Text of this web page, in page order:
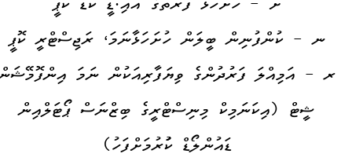
ނ - ކުންފުނިން ބީލަން ހުށަހަޅާނަމަ، ރަޖިސްޓްރީ ކޮޕީ
ރ - އަމިއްލަ ފަރުދުންގެ ވިޔަފާރިއަކުން ނަމަ
ޝީޓް (އިކަނަމިކް މިނިސްޓްރީގެ ބިޒްނަސް ޕޯޓަލްއިން
ޑައުންލޯޑް ކުުުރުމަށްފަހު)